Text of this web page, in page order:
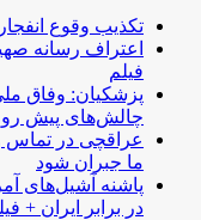
تکذیب وقوع
اعتراف رسانه
فیلم
پزشکیان: وفاق
چالش‌های پیش
عراقچی در تماس
ما جبران شود
پاشنه آشیل‌های
در برابر ایران +